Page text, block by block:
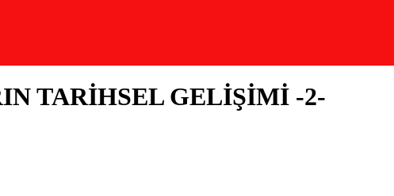
TARİHSEL GELİŞİMİ -2-